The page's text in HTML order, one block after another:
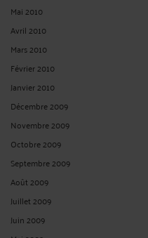
Mai 2010
Avril 2010
Mars 2010
Février 2010
Janvier 2010
Décembre 2009
Novembre 2009
Octobre 2009
Septembre 2009
Août 2009
Juillet 2009
Juin 2009